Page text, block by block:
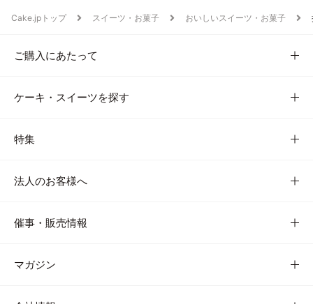
Cake.jpトップ スイーツ・お菓子 おいしいスイーツ・お菓子
ご購入にあたって
ケーキ・スイーツを探す
特集
法人のお客様へ
催事・販売情報
マガジン